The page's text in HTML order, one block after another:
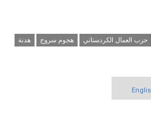
حزب العمال الكردستاني هجوم سروج هدنة